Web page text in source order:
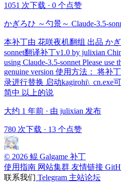
1051 次下载 · 0 个点赞
かぎろひ ～勺景～ Claude-3.5-
本补丁由 花咲夜机翻组 出品 か
sonnet翻译补丁v1.0 by julixian
using Claude-3.5-sonnet Please use
genuine version 使用方法： 将补
录进行替换 启动kagirohi\_cn.exe
简中 以上的说
大约 1 年前 · 由 julixian 发布
780 次下载 · 13 个点赞
© 2026 鲲 Galgame 补丁
使用指南 网站集群 友情链接
联系我们 Telegram 主站论坛